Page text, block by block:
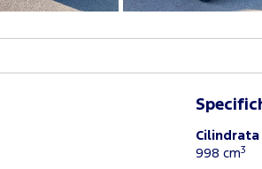
Cilindrata
998 cm3